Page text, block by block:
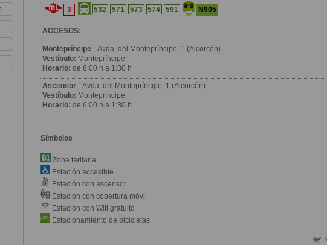
3 532 571 573 574 591 N905
ACCESOS:
Montepríncipe - Avda. del Montepríncipe, 1 (Alcorcón)
Vestíbulo: Montepríncipe
Horario: de 6:00 h a 1:30 h
Ascensor - Avda. del Montepríncipe, 1 (Alcorcón)
Vestíbulo: Montepríncipe
Horario: de 6:00 h a 1:30 h
Símbolos
Zona tarifaria
Estación accesible
Estación con ascensor
Estación con cobertura móvil
Estación con Wifi gratuito
Estacionamiento de bicicletas